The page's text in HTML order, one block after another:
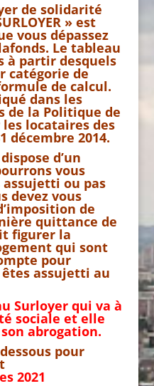
de solidarité
» est
vous dépassez
Le tableau
à partir desquels
catégorie de
de calcul.
dans les
de la Politique de
locataires des
décembre 2014.
d’un
vous
ou pas
devez vous
de
quittance de
figurer la
qui sont
pour
assujetti au
Surloyer qui va à
sociale et elle
abrogation.
pour
2021